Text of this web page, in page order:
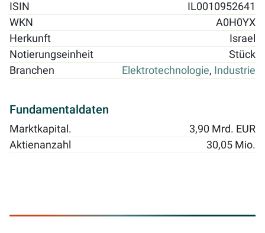
ISIN
IL0010952641
WKN
A0H0YX
Herkunft
Israel
Notierungseinheit
Stück
Branchen
Elektrotechnologie, Industrie
Fundamentaldaten
Marktkapital.
3,90 Mrd. EUR
Aktienanzahl
30,05 Mio.